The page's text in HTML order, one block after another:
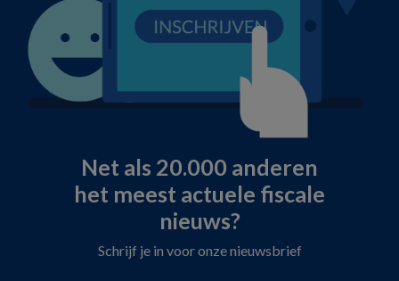
Net als 20.000 anderen
het meest actuele fiscale
nieuws?
Schrijf je in voor onze nieuwsbrief